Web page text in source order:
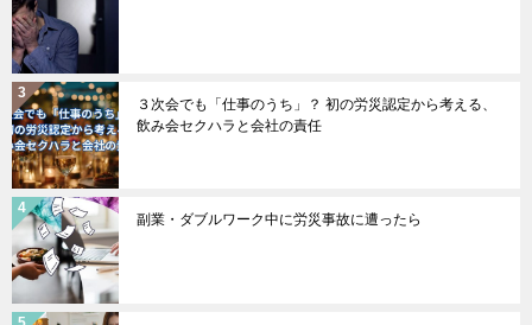
３次会でも「仕事のうち」？ 初の労災認定から考える、
飲み会セクハラと会社の責任
副業・ダブルワーク中に労災事故に遭ったら